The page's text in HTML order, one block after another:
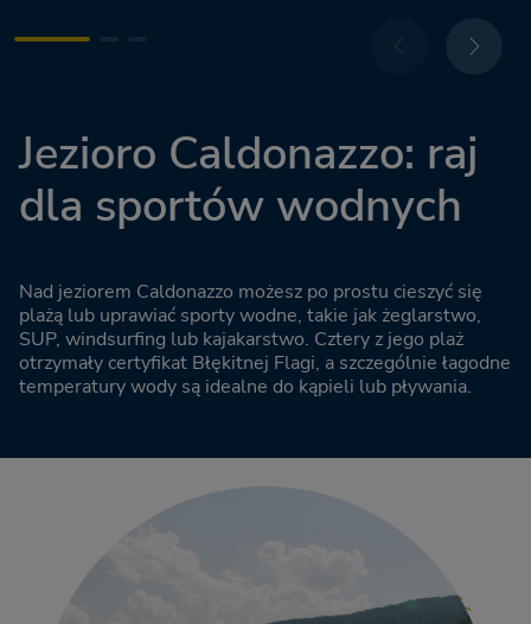
Jezioro Caldonazzo: raj
dla sportów wodnych
Nad jeziorem Caldonazzo możesz po prostu cieszyć się
plażą lub uprawiać sporty wodne, takie jak żeglarstwo,
SUP, windsurfing lub kajakarstwo. Cztery z jego plaż
otrzymały certyfikat Błękitnej Flagi, a szczególnie łagodne
temperatury wody są idealne do kąpieli lub pływania.